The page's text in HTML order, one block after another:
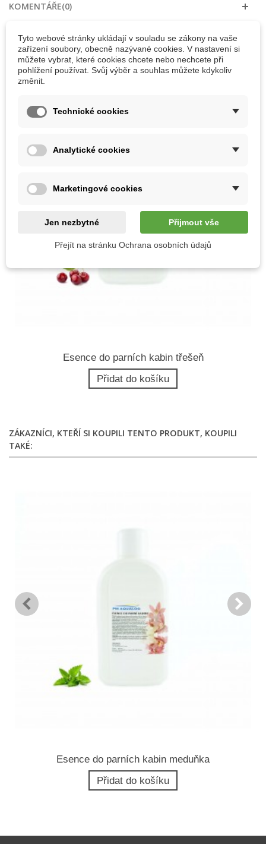
KOMENTÁŘE(0)
30 DALŠÍCH PRODUKTŮ VE STEJNÉ KATEGORII:
Esence do parních kabin třešeň
Přidat do košíku
ZÁKAZNÍCI, KTEŘÍ SI KOUPILI TENTO PRODUKT, KOUPILI
TAKÉ:
Esence do parních kabin meduňka
Přidat do košíku
Tyto webové stránky ukládají v souladu se zákony na vaše
zařízení soubory, obecně nazývané cookies. V nastavení si
můžete vybrat, které cookies chcete nebo nechcete při
pohlížení používat. Svůj výběr a souhlas můžete kdykoliv
změnit.
Technické cookies
Analytické cookies
Marketingové cookies
Jen nezbytné Přijmout vše
Přejít na stránku Ochrana osobních údajů